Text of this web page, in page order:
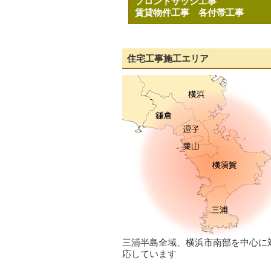
賃貸物件工事 各付帯工事
住宅工事施工エリア
三浦半島全域、横浜市南部を中心に
応しています